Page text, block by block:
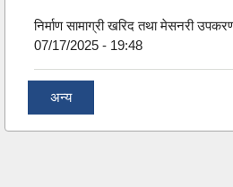
निर्माण सामाग्री खरिद तथा मेसनरी
07/17/2025 - 19:48
अन्य